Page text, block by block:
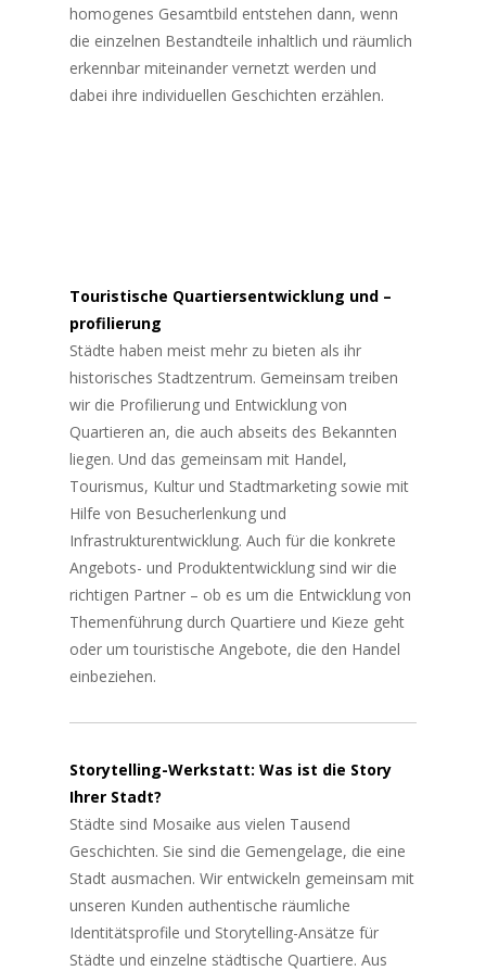
homogenes Gesamtbild entstehen dann, wenn
die einzelnen Bestandteile inhaltlich und räumlich
erkennbar miteinander vernetzt werden und
dabei ihre individuellen Geschichten erzählen.
Touristische Quartiersentwicklung und –
profilierung
Städte haben meist mehr zu bieten als ihr
historisches Stadtzentrum. Gemeinsam treiben
wir die Profilierung und Entwicklung von
Quartieren an, die auch abseits des Bekannten
liegen. Und das gemeinsam mit Handel,
Tourismus, Kultur und Stadtmarketing sowie mit
Hilfe von Besucherlenkung und
Infrastrukturentwicklung. Auch für die konkrete
Angebots- und Produktentwicklung sind wir die
richtigen Partner – ob es um die Entwicklung von
Themenführung durch Quartiere und Kieze geht
oder um touristische Angebote, die den Handel
einbeziehen.
Storytelling-Werkstatt: Was ist die Story
Ihrer Stadt?
Städte sind Mosaike aus vielen Tausend
Geschichten. Sie sind die Gemengelage, die eine
Stadt ausmachen. Wir entwickeln gemeinsam mit
unseren Kunden authentische räumliche
Identitätsprofile und Storytelling-Ansätze für
Städte und einzelne städtische Quartiere. Aus